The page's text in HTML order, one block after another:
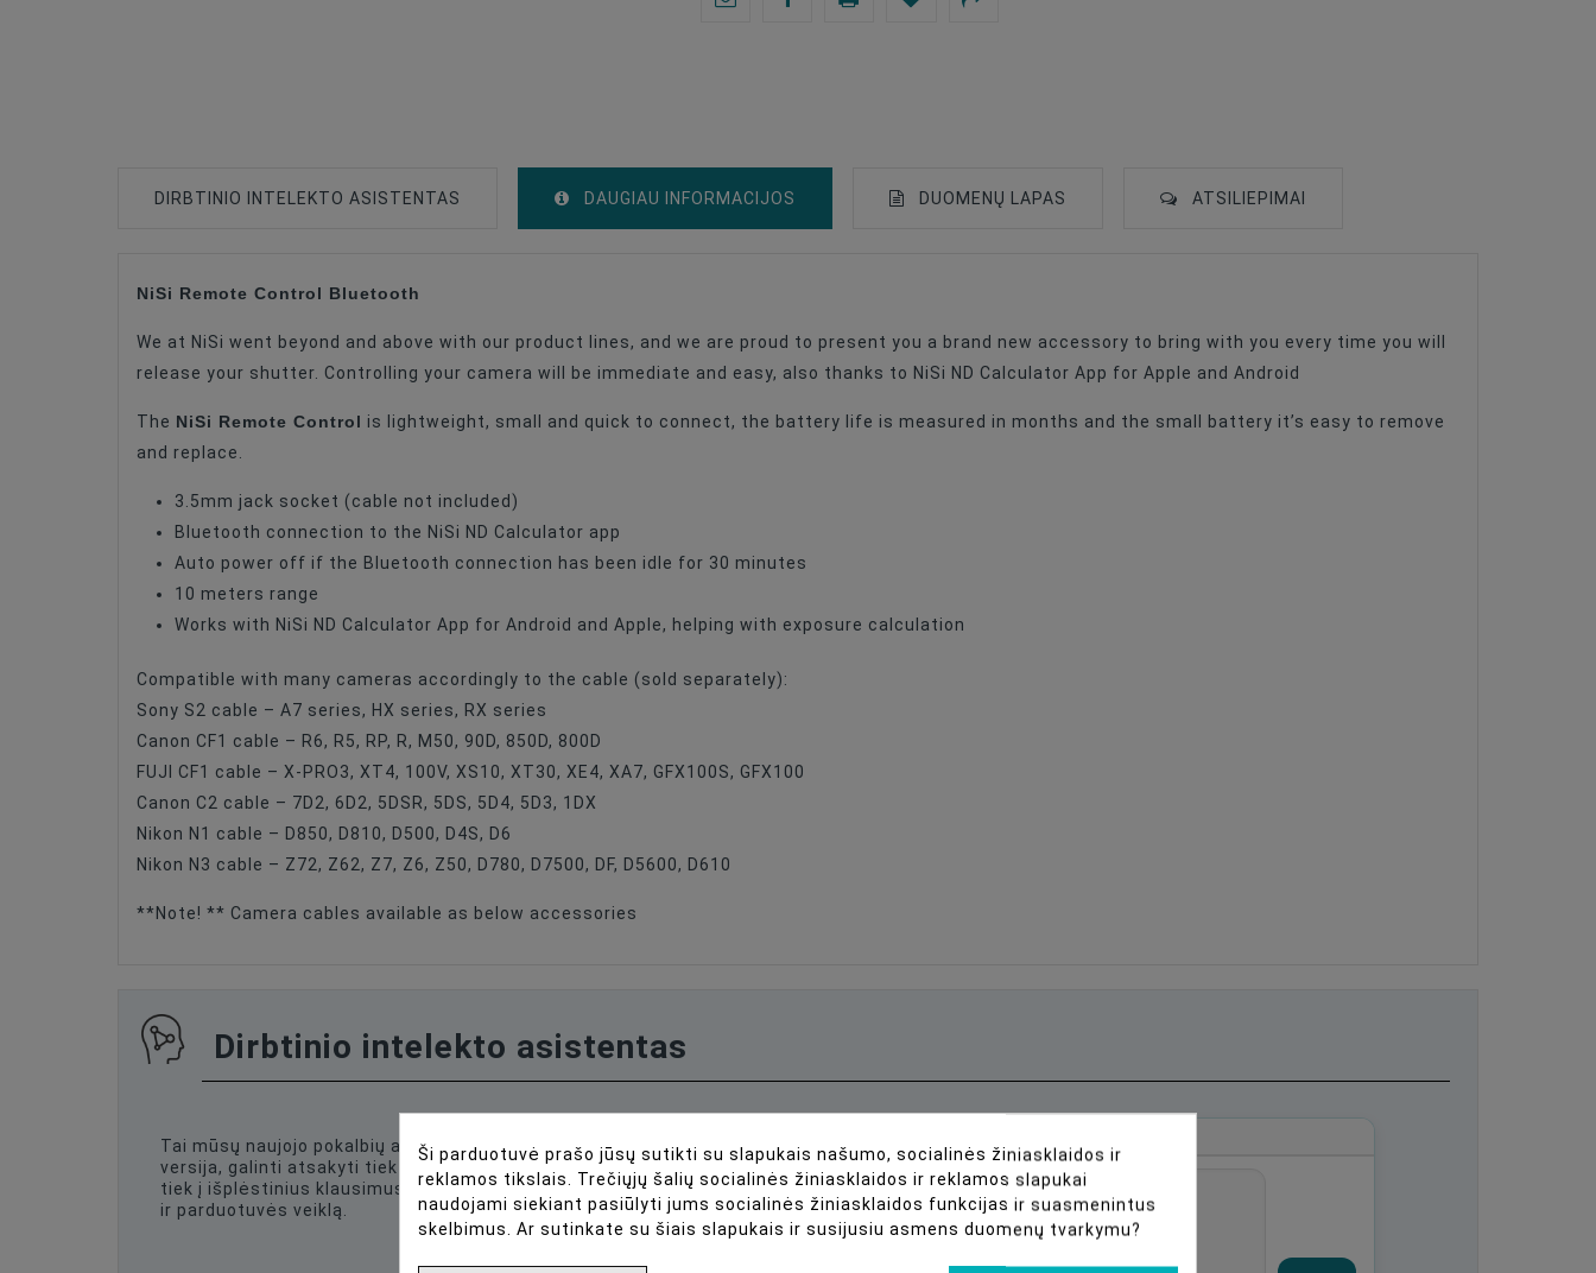
DIRBTINIO INTELEKTO ASISTENTAS DAUGIAU INFORMACIJOS DUOMENŲ LAPAS ATSILIEPIMAI
Type Of Product
NiSi Remote Control Bluetooth
We at NiSi went beyond and above with our product lines, and we are proud to present you a brand new accessory to bring with you every time you will
release your shutter. Controlling your camera will be immediate and easy, also thanks to NiSi ND Calculator App for Apple and Android
The NiSi Remote Control is lightweight, small and quick to connect, the battery life is measured in months and the small battery it’s easy to remove
and replace.
3.5mm jack socket (cable not included)
Bluetooth connection to the NiSi ND Calculator app
Auto power off if the Bluetooth connection has been idle for 30 minutes
10 meters range
Works with NiSi ND Calculator App for Android and Apple, helping with exposure calculation
Compatible with many cameras accordingly to the cable (sold separately):
Sony S2 cable – A7 series, HX series, RX series
Canon CF1 cable – R6, R5, RP, R, M50, 90D, 850D, 800D
FUJI CF1 cable – X-PRO3, XT4, 100V, XS10, XT30, XE4, XA7, GFX100S, GFX100
Canon C2 cable – 7D2, 6D2, 5DSR, 5DS, 5D4, 5D3, 1DX
Nikon N1 cable – D850, D810, D500, D4S, D6
Nikon N3 cable – Z72, Z62, Z7, Z6, Z50, D780, D7500, DF, D5600, D610
**Note! ** Camera cables available as below accessories
Dirbtinio intelekto asistentas
Tai mūsų naujojo pokalbių asistento beta
versija, galinti atsakyti tiek į standartinius,
tiek į išplėstinius klausimus apie produktus
ir parduotuvės veiklą.
Ši parduotuvė prašo jūsų sutikti su slapukais našumo, socialinės žiniasklaidos ir
reklamos tikslais. Trečiųjų šalių socialinės žiniasklaidos ir reklamos slapukai
naudojami siekiant pasiūlyti jums socialinės žiniasklaidos funkcijas ir suasmenintus
skelbimus. Ar sutinkate su šiais slapukais ir susijusiu asmens duomenų tvarkymu?